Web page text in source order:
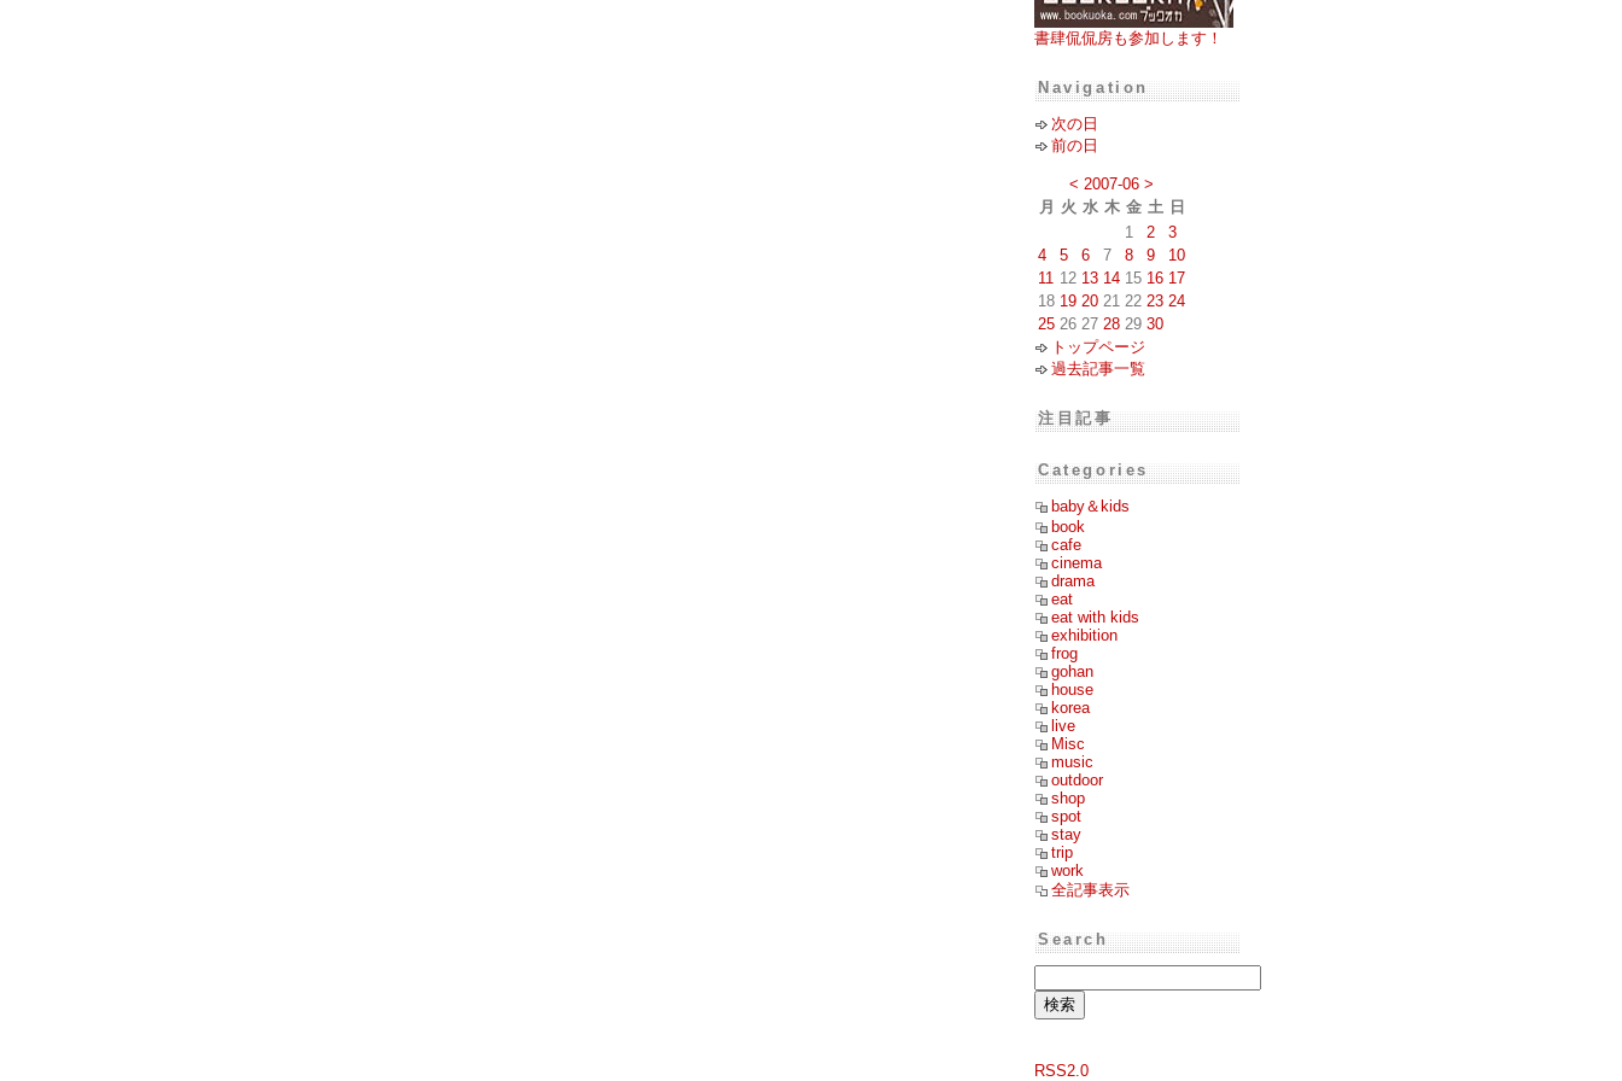
書肆侃侃房も参加します！
Navigation
次の日
前の日
< 2007-06 >
月
火 水 木 金 土 日
1
2
3
4
5 6 7 8 9
10
11 12 13 14 15 16 17
18 19 20 21 22 23 24
25 26 27 28 29 30
トップページ
過去記事一覧
注目記事
Categories
baby＆kids
book
cafe
cinema
drama
eat
eat with kids
exhibition
frog
gohan
house
korea
live
Misc
music
outdoor
shop
spot
stay
trip
work
全記事表示
Search
RSS2.0